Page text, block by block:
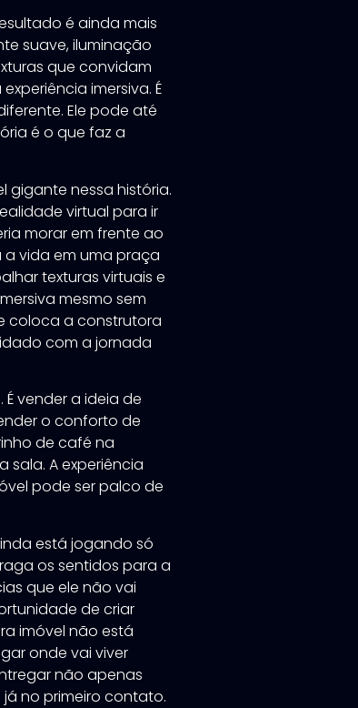
é ainda mais
suave, iluminação
que convidam
imersiva. É
Ele pode até
é o que faz a
gigante nessa história.
virtual para ir
morar em frente ao
vida em uma praça
texturas virtuais e
mesmo sem
coloca a construtora
com a jornada
vender a ideia de
o conforto de
de café na
A experiência
pode ser palco de
está jogando só
os sentidos para a
que ele não vai
de criar
imóvel não está
onde vai viver
não apenas
no primeiro contato.